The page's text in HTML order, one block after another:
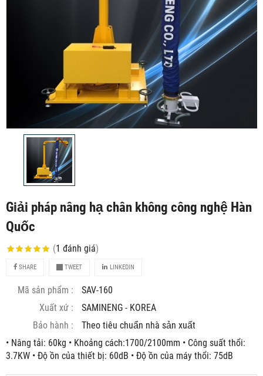
Giải pháp nâng hạ chân không công nghệ Hàn
Quốc
(1 đánh giá)
SHARE TWEET LINKEDIN
Mã sản phẩm :
SAV-160
Xuất xứ :
SAMINENG - KOREA
Bảo hành :
Theo tiêu chuẩn nhà sản xuất
• Nâng tải: 60kg • Khoảng cách:1700/2100mm • Công suất thổi:
3.7KW • Độ ồn của thiết bị: 60dB • Độ ồn của máy thổi: 75dB